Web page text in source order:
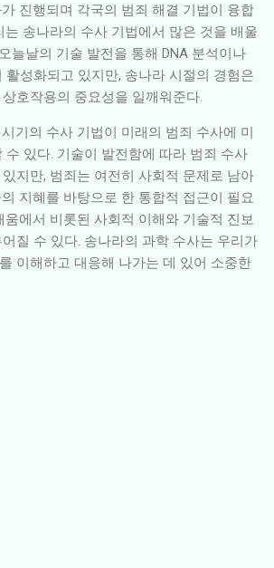
진행되며 각국의 범죄 해결 기법이 융합
는 송나라의 수사 기법에서 많은 것을 배울
늘날의 기술 발전을 통해 DNA 분석이나
활성화되고 있지만, 송나라 시절의 경험은
호작용의 중요성을 일깨워준다.
기의 수사 기법이 미래의 범죄 수사에 미
수 있다. 기술이 발전함에 따라 범죄 수사
지만, 범죄는 여전히 사회적 문제로 남아
지혜를 바탕으로 한 통합적 접근이 필요
움에서 비롯된 사회적 이해와 기술적 진보
질 수 있다. 송나라의 과학 수사는 우리가
이해하고 대응해 나가는 데 있어 소중한